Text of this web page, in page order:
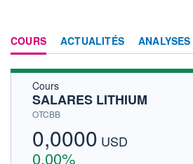
COURS ACTUALITÉS ANALYSES
Cours
SALARES LITHIUM
OTCBB
0,0000 USD
0,00%